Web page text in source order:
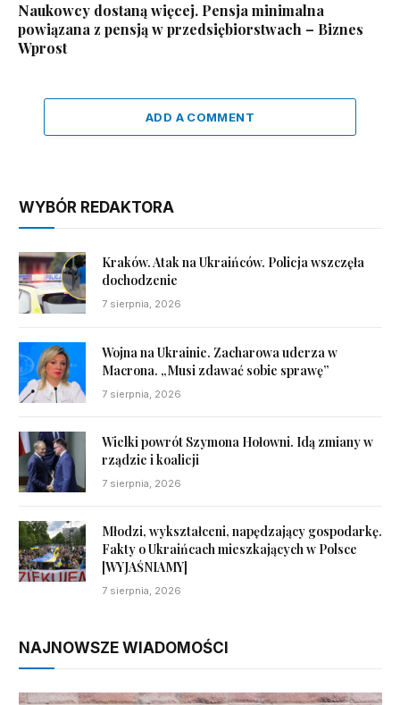
Naukowcy dostaną więcej. Pensja minimalna
powiązana z pensją w przedsiębiorstwach – Biznes
Wprost
ADD A COMMENT
WYBÓR REDAKTORA
Kraków. Atak na Ukraińców. Policja wszczęła
dochodzenie
7 sierpnia, 2026
Wojna na Ukrainie. Zacharowa uderza w
Macrona. „Musi zdawać sobie sprawę”
7 sierpnia, 2026
Wielki powrót Szymona Hołowni. Idą zmiany w
rządzie i koalicji
7 sierpnia, 2026
Młodzi, wykształceni, napędzający gospodarkę.
Fakty o Ukraińcach mieszkających w Polsce
[WYJAŚNIAMY]
7 sierpnia, 2026
NAJNOWSZE WIADOMOŚCI